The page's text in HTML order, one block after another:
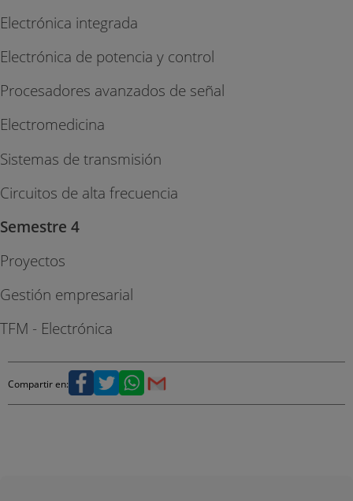
Electrónica integrada
Electrónica de potencia y control
Procesadores avanzados de señal
Electromedicina
Sistemas de transmisión
Circuitos de alta frecuencia
Semestre 4
Proyectos
Gestión empresarial
TFM - Electrónica
Compartir en: